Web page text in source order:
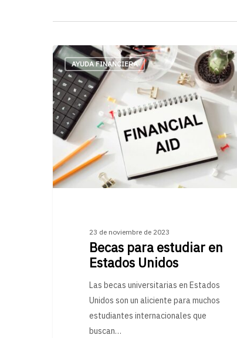
AYUDA FINANCIERA
23 de noviembre de 2023
Becas para estudiar en
Estados Unidos
Las becas universitarias en Estados
Unidos son un aliciente para muchos
estudiantes internacionales que
buscan…